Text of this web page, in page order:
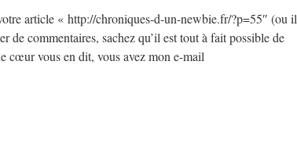
article « http://chroniques-d-un-newbie.fr/?p=55″ (ou il
de commentaires, sachez qu’il est tout à fait possible de
cœur vous en dit, vous avez mon e-mail